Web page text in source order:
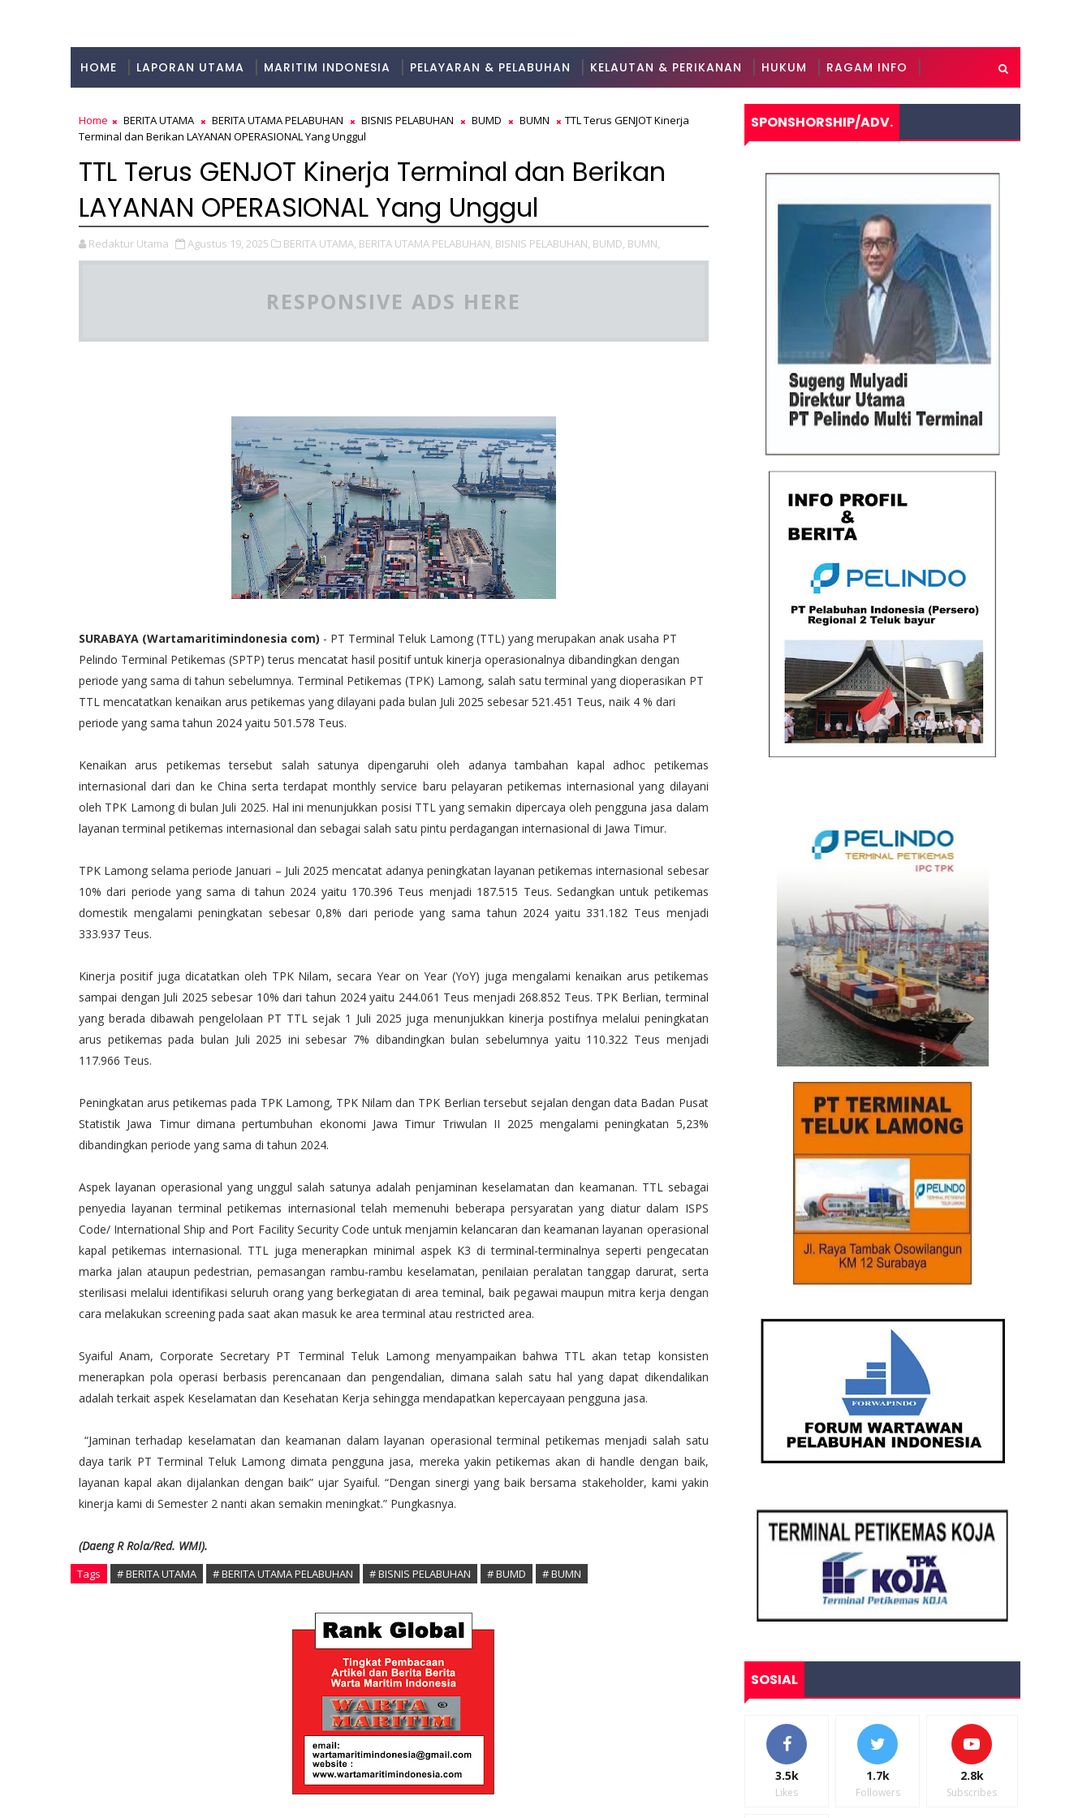
HOME LAPORAN UTAMA MARITIM INDONESIA PELAYARAN & PELABUHAN KELAUTAN & PERIKANAN HUKUM RAGAM INFO
Home BERITA UTAMA BERITA UTAMA PELABUHAN BISNIS PELABUHAN BUMD BUMN
TTL Terus GENJOT Kinerja
Terminal dan Berikan LAYANAN OPERASIONAL Yang Unggul
TTL Terus GENJOT Kinerja Terminal dan Berikan
LAYANAN OPERASIONAL Yang Unggul
Redaktur Utama Agustus 19, 2025 BERITA UTAMA, BERITA UTAMA PELABUHAN, BISNIS PELABUHAN, BUMD, BUMN,
RESPONSIVE ADS HERE
SURABAYA (Wartamaritimindonesia com) - PT Terminal Teluk Lamong (TTL) yang merupakan anak usaha PT
Pelindo Terminal Petikemas (SPTP) terus mencatat hasil positif untuk kinerja operasionalnya dibandingkan dengan
periode yang sama di tahun sebelumnya. Terminal Petikemas (TPK) Lamong, salah satu terminal yang dioperasikan PT
TTL mencatatkan kenaikan arus petikemas yang dilayani pada bulan Juli 2025 sebesar 521.451 Teus, naik 4 % dari
periode yang sama tahun 2024 yaitu 501.578 Teus.
Kenaikan arus petikemas tersebut salah satunya dipengaruhi oleh adanya tambahan kapal adhoc petikemas
internasional dari dan ke China serta terdapat monthly service baru pelayaran petikemas internasional yang dilayani
oleh TPK Lamong di bulan Juli 2025. Hal ini menunjukkan posisi TTL yang semakin dipercaya oleh pengguna jasa dalam
layanan terminal petikemas internasional dan sebagai salah satu pintu perdagangan internasional di Jawa Timur.
TPK Lamong selama periode Januari – Juli 2025 mencatat adanya peningkatan layanan petikemas internasional sebesar
10% dari periode yang sama di tahun 2024 yaitu 170.396 Teus menjadi 187.515 Teus. Sedangkan untuk petikemas
domestik mengalami peningkatan sebesar 0,8% dari periode yang sama tahun 2024 yaitu 331.182 Teus menjadi
333.937 Teus.
Kinerja positif juga dicatatkan oleh TPK Nilam, secara Year on Year (YoY) juga mengalami kenaikan arus petikemas
sampai dengan Juli 2025 sebesar 10% dari tahun 2024 yaitu 244.061 Teus menjadi 268.852 Teus. TPK Berlian, terminal
yang berada dibawah pengelolaan PT TTL sejak 1 Juli 2025 juga menunjukkan kinerja postifnya melalui peningkatan
arus petikemas pada bulan Juli 2025 ini sebesar 7% dibandingkan bulan sebelumnya yaitu 110.322 Teus menjadi
117.966 Teus.
Peningkatan arus petikemas pada TPK Lamong, TPK Nilam dan TPK Berlian tersebut sejalan dengan data Badan Pusat
Statistik Jawa Timur dimana pertumbuhan ekonomi Jawa Timur Triwulan II 2025 mengalami peningkatan 5,23%
dibandingkan periode yang sama di tahun 2024.
Aspek layanan operasional yang unggul salah satunya adalah penjaminan keselamatan dan keamanan. TTL sebagai
penyedia layanan terminal petikemas internasional telah memenuhi beberapa persyaratan yang diatur dalam ISPS
Code/ International Ship and Port Facility Security Code untuk menjamin kelancaran dan keamanan layanan operasional
kapal petikemas internasional. TTL juga menerapkan minimal aspek K3 di terminal-terminalnya seperti pengecatan
marka jalan ataupun pedestrian, pemasangan rambu-rambu keselamatan, penilaian peralatan tanggap darurat, serta
sterilisasi melalui identifikasi seluruh orang yang berkegiatan di area teminal, baik pegawai maupun mitra kerja dengan
cara melakukan screening pada saat akan masuk ke area terminal atau restricted area.
Syaiful Anam, Corporate Secretary PT Terminal Teluk Lamong menyampaikan bahwa TTL akan tetap konsisten
menerapkan pola operasi berbasis perencanaan dan pengendalian, dimana salah satu hal yang dapat dikendalikan
adalah terkait aspek Keselamatan dan Kesehatan Kerja sehingga mendapatkan kepercayaan pengguna jasa.
“Jaminan terhadap keselamatan dan keamanan dalam layanan operasional terminal petikemas menjadi salah satu
daya tarik PT Terminal Teluk Lamong dimata pengguna jasa, mereka yakin petikemas akan di handle dengan baik,
layanan kapal akan dijalankan dengan baik” ujar Syaiful. “Dengan sinergi yang baik bersama stakeholder, kami yakin
kinerja kami di Semester 2 nanti akan semakin meningkat.” Pungkasnya.
(Daeng R Rola/Red. WMI).
Tags # BERITA UTAMA # BERITA UTAMA PELABUHAN # BISNIS PELABUHAN # BUMD # BUMN
SPONSHORSHIP/ADV.
SOSIAL
3.5k
Likes
1.7k
Followers
2.8k
Subscribes